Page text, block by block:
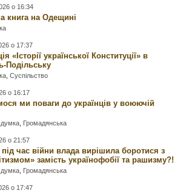
о 16:34
книга на Одещині
о 17:37
«Історії української Конституції» в
Подільську
,Суспільство
о 16:17
ми поваги до українців у воюючій
Громадянська
о 21:57
час війни влада вирішила боротися з
замість українофобії та рашизму?!
Громадянська
о 17:47